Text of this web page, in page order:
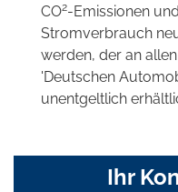
CO2-Emissionen
Stromverbrauch
werden, der an
'Deutschen
unentgeltlich
Ihr